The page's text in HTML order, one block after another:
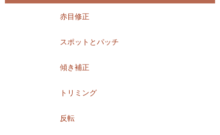
赤目修正
スポットとパッチ
傾き補正
トリミング
反転